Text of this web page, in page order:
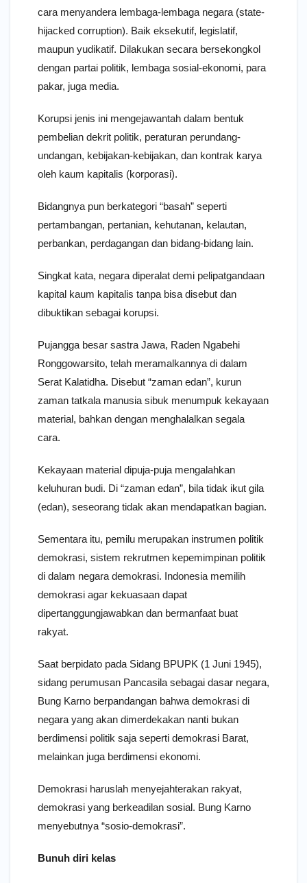
cara menyandera lembaga-lembaga negara (state-
hijacked corruption). Baik eksekutif, legislatif,
maupun yudikatif. Dilakukan secara bersekongkol
dengan partai politik, lembaga sosial-ekonomi, para
pakar, juga media.
Korupsi jenis ini mengejawantah dalam bentuk
pembelian dekrit politik, peraturan perundang-
undangan, kebijakan-kebijakan, dan kontrak karya
oleh kaum kapitalis (korporasi).
Bidangnya pun berkategori “basah” seperti
pertambangan, pertanian, kehutanan, kelautan,
perbankan, perdagangan dan bidang-bidang lain.
Singkat kata, negara diperalat demi pelipatgandaan
kapital kaum kapitalis tanpa bisa disebut dan
dibuktikan sebagai korupsi.
Pujangga besar sastra Jawa, Raden Ngabehi
Ronggowarsito, telah meramalkannya di dalam
Serat Kalatidha. Disebut “zaman edan”, kurun
zaman tatkala manusia sibuk menumpuk kekayaan
material, bahkan dengan menghalalkan segala
cara.
Kekayaan material dipuja-puja mengalahkan
keluhuran budi. Di “zaman edan”, bila tidak ikut gila
(edan), seseorang tidak akan mendapatkan bagian.
Sementara itu, pemilu merupakan instrumen politik
demokrasi, sistem rekrutmen kepemimpinan politik
di dalam negara demokrasi. Indonesia memilih
demokrasi agar kekuasaan dapat
dipertanggungjawabkan dan bermanfaat buat
rakyat.
Saat berpidato pada Sidang BPUPK (1 Juni 1945),
sidang perumusan Pancasila sebagai dasar negara,
Bung Karno berpandangan bahwa demokrasi di
negara yang akan dimerdekakan nanti bukan
berdimensi politik saja seperti demokrasi Barat,
melainkan juga berdimensi ekonomi.
Demokrasi haruslah menyejahterakan rakyat,
demokrasi yang berkeadilan sosial. Bung Karno
menyebutnya “sosio-demokrasi”.
Bunuh diri kelas